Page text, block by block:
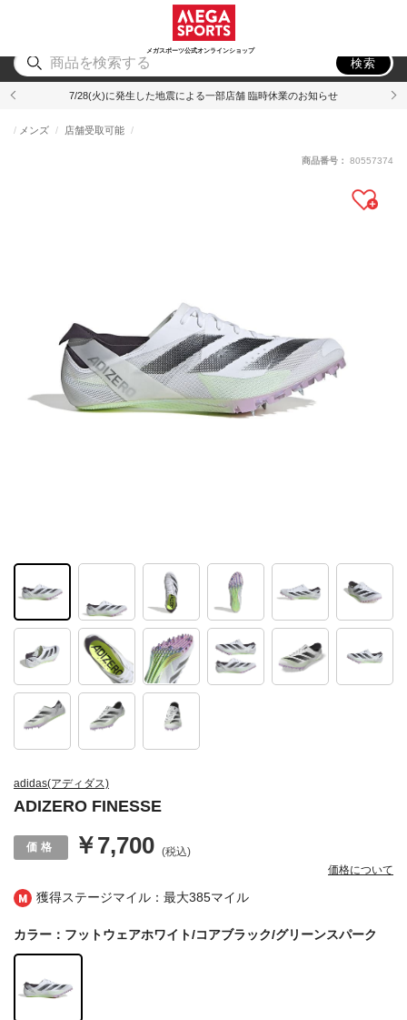
メガスポーツ公式オンラインショップ
アウトドア
検索
7/28(火)に発生した地震による一部店舗 臨時休業のお知らせ
獲得ステージマイル：最大385マイル
adidas(アディダス)
ADIZERO FINESSE
メンズ 店舗受取可能
￥7,700 (税込)
価格について
商品番号： 80557374
カラー：フットウェアホワイト/コアブラック/グリーンスパーク